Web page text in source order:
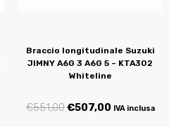
Braccio longitudinale Suzuki
JIMNY A6G 3 A6G 5 – KTA302
Whiteline
€551,00€507,00 IVA inclusa